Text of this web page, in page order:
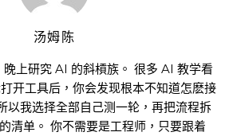
汤姆陈
上研究 AI 的斜槓族。 很多 AI 教学看
开工具后，你会发现根本不知道怎麽接
以我选择全部自己测一轮，再把流程拆
清单。 你不需要是工程师，只要跟着